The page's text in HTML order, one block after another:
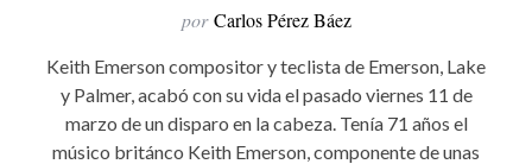
por Carlos Pérez Báez
Keith Emerson compositor y teclista de Emerson, Lake
y Palmer, acabó con su vida el pasado viernes 11 de
marzo de un disparo en la cabeza. Tenía 71 años el
músico británco Keith Emerson, componente de unas